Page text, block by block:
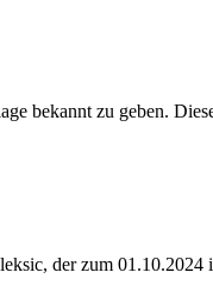
bekannt zu geben.
der zum 01.10.2024